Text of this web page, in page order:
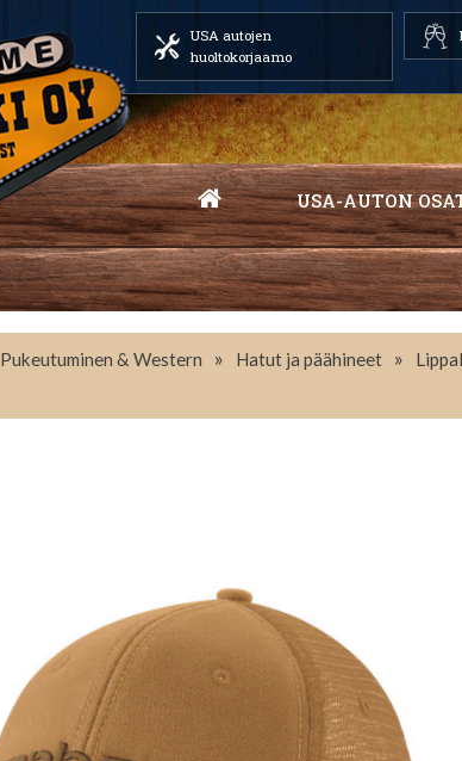
USA autojen
huoltokorjaamo
USA-AUTON
Pukeutuminen & Western » Hatut ja päähineet »